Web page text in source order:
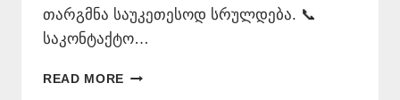
თარგმნა საუკეთესოდ სრულდება. 📞
საკონტაქტო…
READ MORE ᲐᲠᲐᲑᲣᲚᲘᲡ